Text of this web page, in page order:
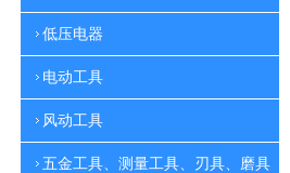
低压电器
电动工具
风动工具
五金工具、测量工具、刃具、磨具